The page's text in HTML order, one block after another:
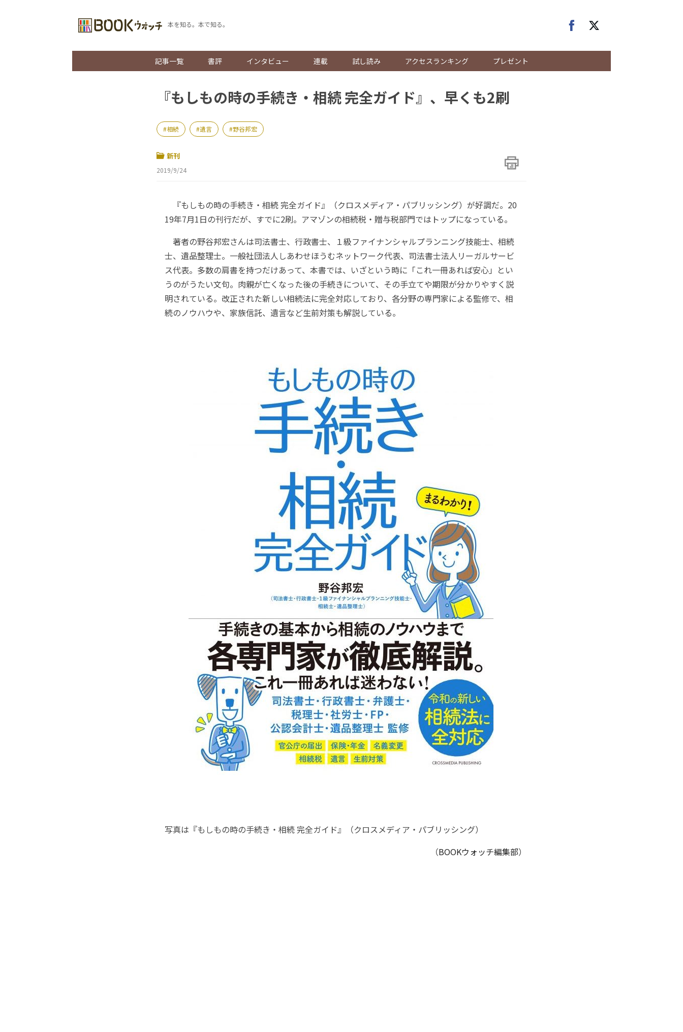
本を知る。本で知る。
記事一覧 書評 インタビュー 連載 試し読み アクセスランキング プレゼント
『もしもの時の手続き・相続 完全ガイド』、早くも2刷
相続 遺言 野谷邦宏
新刊
2019/9/24
『もしもの時の手続き・相続 完全ガイド』（クロスメディア・パブリッシング）が好調だ。20
19年7月1日の刊行だが、すでに2刷。アマゾンの相続税・贈与税部門ではトップになっている。
著者の野谷邦宏さんは司法書士、行政書士、１級ファイナンシャルプランニング技能士、相続
士、遺品整理士。一般社団法人しあわせほうむネットワーク代表、司法書士法人リーガルサービ
ス代表。多数の肩書を持つだけあって、本書では、いざという時に「これ一冊あれば安心」とい
うのがうたい文句。肉親が亡くなった後の手続きについて、その手立てや期限が分かりやすく説
明されている。改正された新しい相続法に完全対応しており、各分野の専門家による監修で、相
続のノウハウや、家族信託、遺言など生前対策も解説している。
写真は『もしもの時の手続き・相続 完全ガイド』（クロスメディア・パブリッシング）
（BOOKウォッチ編集部）